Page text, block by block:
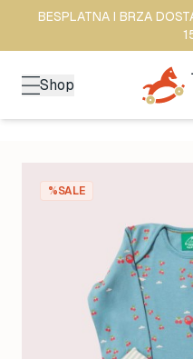
BESPLATNA I BRZA
Shop
%SALE